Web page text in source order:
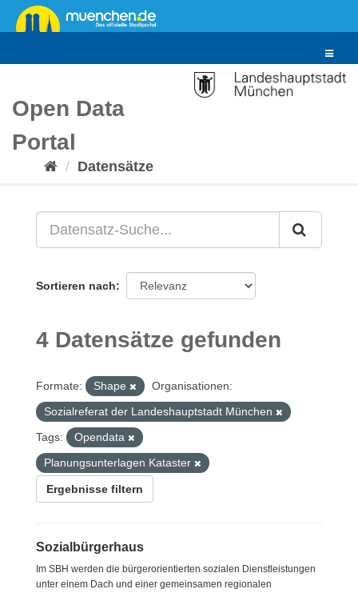
Überspringen
zum
Toggle
Open Data
Portal
Datensätze
Sortieren nach
4 Datensätze gefunden
Formate: Shape
Organisationen:
Sozialreferat der Landeshauptstadt München
Tags:
Opendata
Planungsunterlagen Kataster
Ergebnisse filtern
Sozialbürgerhaus
Im SBH werden die bürgerorientierten sozialen Dienstleistungen
unter einem Dach und einer gemeinsamen regionalen